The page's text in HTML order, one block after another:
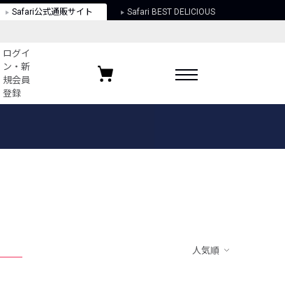
Safari公式通販サイト Safari BEST DELICIOUS
ログイ
ン・新
規会員
登録
お気に入りブランド
人気順